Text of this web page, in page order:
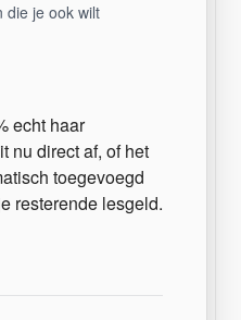
die je ook wilt
echt haar
nu direct af, of het
toegevoegd
resterende lesgeld.